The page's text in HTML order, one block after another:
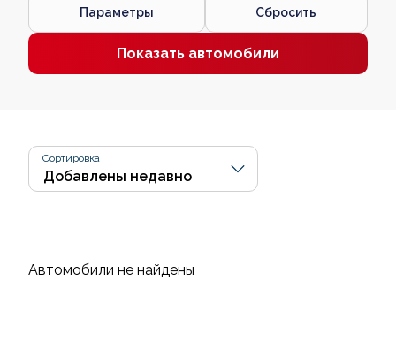
Параметры Сбросить
Показать автомобили
Сортировка
Автомобили не найдены